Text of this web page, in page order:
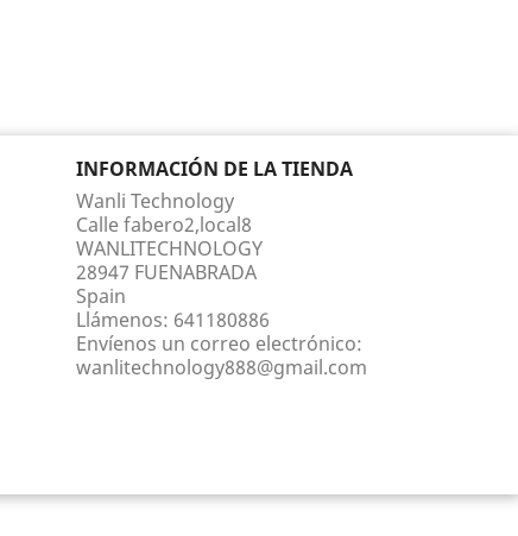
INFORMACIÓN DE LA TIENDA
Wanli Technology
Calle fabero2,local8
WANLITECHNOLOGY
28947 FUENABRADA
Spain
Llámenos: 641180886
Envíenos un correo electrónico:
wanlitechnology888@gmail.com